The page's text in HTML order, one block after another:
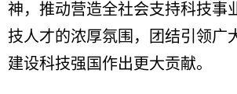
神，推动营造全社会支持科技事
技人才的浓厚氛围，团结引领广
建设科技强国作出更大贡献。